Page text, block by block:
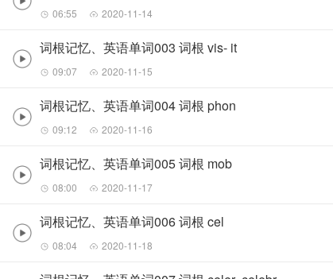
06:55 2020-11-14
词根记忆、英语单词003 词根 vis- it
09:07 2020-11-15
词根记忆、英语单词004 词根 phon
09:12 2020-11-16
词根记忆、英语单词005 词根 mob
08:00 2020-11-17
词根记忆、英语单词006 词根 cel
08:04 2020-11-18